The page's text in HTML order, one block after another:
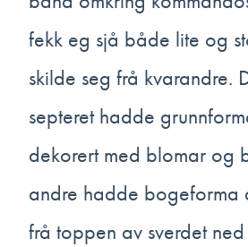
fekk eg sjå både lite og
skilde seg frå kvarandre.
septeret hadde
dekorert med blomar og
andre hadde bogeforma
frå toppen av sverdet